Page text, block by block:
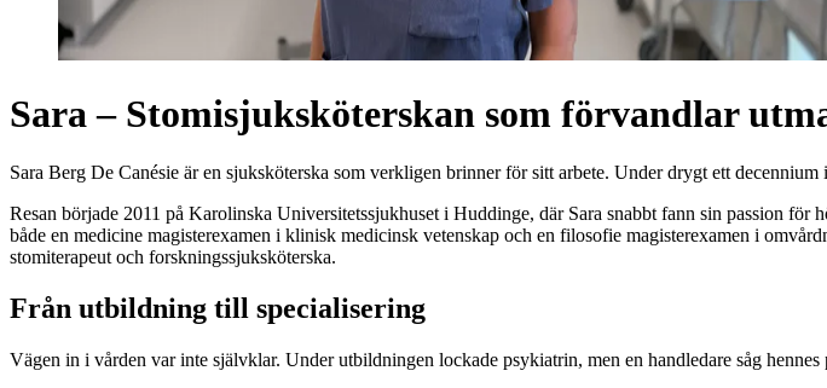
Sara – Stomisjuksköterskan som förvandlar
Sara Berg De Canésie är en sjuksköterska som verkligen brinner för sitt arbete. Under drygt ett
Resan började 2011 på Karolinska Universitetssjukhuset i Huddinge, där Sara snabbt fann sin passion
både en medicine magisterexamen i klinisk medicinsk vetenskap och en filosofie magisterexamen i
stomiterapeut och forskningssjuksköterska.
Från utbildning till specialisering
Vägen in i vården var inte självklar. Under utbildningen lockade psykiatrin, men en handledare såg